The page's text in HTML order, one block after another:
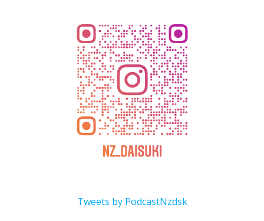
Tweets by PodcastNzdsk